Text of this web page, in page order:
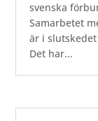
svenska
Samarbetet
är i
Det har...